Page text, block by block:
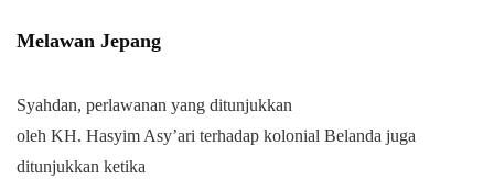
Melawan Jepang
Syahdan, perlawanan yang ditunjukkan
oleh KH. Hasyim Asy’ari terhadap kolonial Belanda juga
ditunjukkan ketika